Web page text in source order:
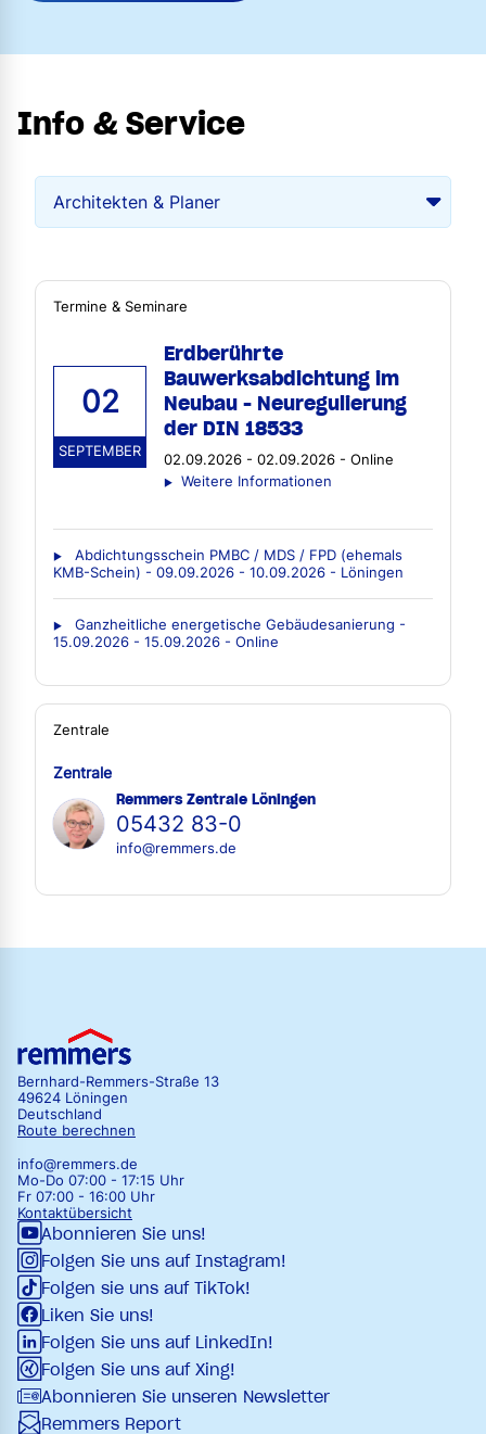
Info & Service
Termine & Seminare
02
SEPTEMBER
Erdberührte
Bauwerksabdichtung im
Neubau - Neuregulierung
der DIN 18533
02.09.2026 - 02.09.2026 - Online
Weitere Informationen
Abdichtungsschein PMBC / MDS / FPD (ehemals
KMB-Schein) - 09.09.2026 - 10.09.2026 - Löningen
Ganzheitliche energetische Gebäudesanierung -
15.09.2026 - 15.09.2026 - Online
Zentrale
Zentrale
Remmers Zentrale Löningen
05432 83-0
info@remmers.de
Bernhard-Remmers-Straße 13
49624 Löningen
Deutschland
Route berechnen
info@remmers.de
Mo-Do 07:00 - 17:15 Uhr
Fr 07:00 - 16:00 Uhr
Kontaktübersicht
Abonnieren Sie uns!
Folgen Sie uns auf Instagram!
Folgen sie uns auf TikTok!
Liken Sie uns!
Folgen Sie uns auf LinkedIn!
Folgen Sie uns auf Xing!
Abonnieren Sie unseren Newsletter
Remmers Report